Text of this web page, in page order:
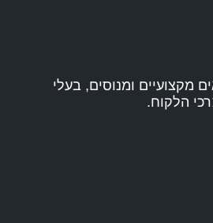
מקצועיים ומנוסים, בעלי
הלקוח.